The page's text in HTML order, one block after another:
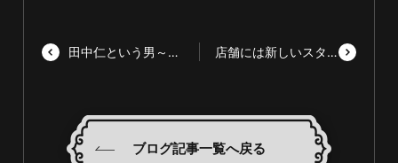
田中仁という男～episode3～ 店舗には新しいスタッフが入店です
ブログ記事一覧へ戻る